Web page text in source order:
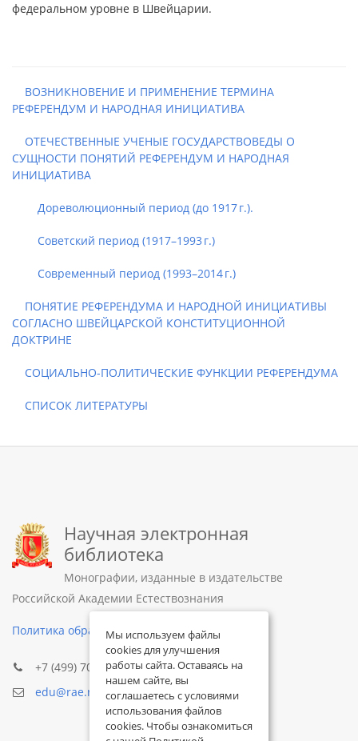
федеральном уровне в Швейцарии.
ВОЗНИКНОВЕНИЕ И ПРИМЕНЕНИЕ ТЕРМИНА
РЕФЕРЕНДУМ И НАРОДНАЯ ИНИЦИАТИВА
ОТЕЧЕСТВЕННЫЕ УЧЕНЫЕ ГОСУДАРСТВОВЕДЫ О
СУЩНОСТИ ПОНЯТИЙ РЕФЕРЕНДУМ И НАРОДНАЯ
ИНИЦИАТИВА
Дореволюционный период (до 1917 г.).
Советский период (1917–1993 г.)
Современный период (1993–2014 г.)
ПОНЯТИЕ РЕФЕРЕНДУМА И НАРОДНОЙ ИНИЦИАТИВЫ
СОГЛАСНО ШВЕЙЦАРСКОЙ КОНСТИТУЦИОННОЙ
ДОКТРИНЕ
СОЦИАЛЬНО-ПОЛИТИЧЕСКИЕ ФУНКЦИИ РЕФЕРЕНДУМА
СПИСОК ЛИТЕРАТУРЫ
Научная электронная
библиотека
Монографии, изданные в издательстве
Российской Академии Естествознания
Политика обработки персональных данных
+7 (499) 705-72-30
edu@rae.ru
Мы используем файлы
cookies для улучшения
работы сайта. Оставаясь на
нашем сайте, вы
соглашаетесь с условиями
использования файлов
cookies. Чтобы ознакомиться